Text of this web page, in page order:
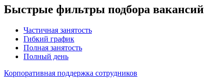
Быстрые фильтры подбора вакансий
Частичная занятость
Гибкий график
Полная занятость
Полный день
Корпоративная поддержка сотрудников